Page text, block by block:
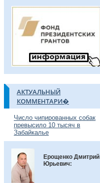
АКТУАЛЬНЫЙ
КОММЕНТАРИ�
Число чипированных собак
превысило 10 тысяч в
Забайкалье
Ерощенко Дмитрий
Юрьевич: